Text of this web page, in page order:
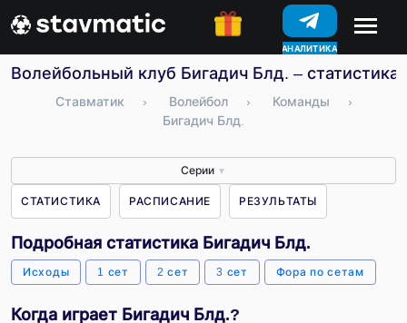
АНАЛИТИКА
КОНКУРСЫ
Волейбольный клуб Бигадич Блд. –
Ставматик › Волейбол › Команды
›
Бигадич Блд.
Серии ▼
СТАТИСТИКА РАСПИСАНИЕ РЕЗУЛЬТАТЫ
Подробная статистика Бигадич Блд.
Исходы 1 сет 2 сет 3 сет Фора по сетам
Когда играет Бигадич Блд.?